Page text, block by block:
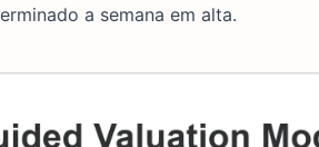
a semana em alta.